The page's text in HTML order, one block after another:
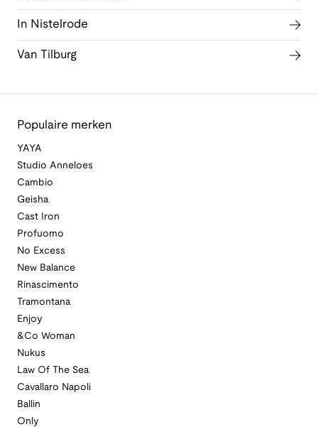
In Nistelrode
Van Tilburg
Populaire merken
YAYA
Studio Anneloes
Cambio
Geisha
Cast Iron
Profuomo
No Excess
New Balance
Rinascimento
Tramontana
Enjoy
&Co Woman
Nukus
Law Of The Sea
Cavallaro Napoli
Ballin
Only